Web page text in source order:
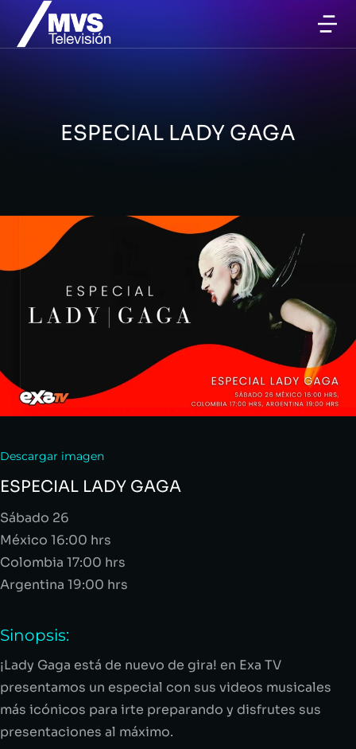
ESPECIAL LADY GAGA
Descargar imagen
ESPECIAL LADY GAGA
Sábado 26
México 16:00 hrs
Colombia 17:00 hrs
Argentina 19:00 hrs
Sinopsis:
¡Lady Gaga está de nuevo de gira! en Exa TV
presentamos un especial con sus videos musicales
más icónicos para irte preparando y disfrutes sus
presentaciones al máximo.